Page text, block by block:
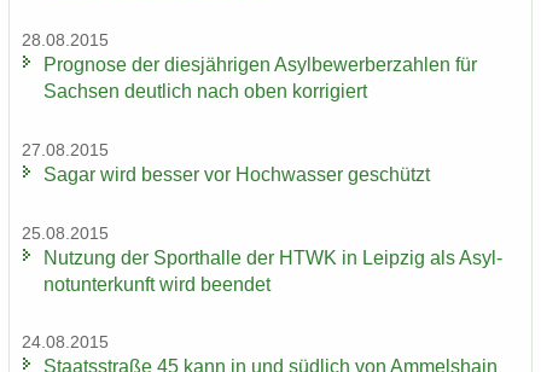
28.08.2015
Pro­gno­se der dies­jäh­ri­gen Asyl­be­wer­ber­zah­len für
Sach­sen deut­lich nach oben kor­ri­giert
27.08.2015
Sagar wird bes­ser vor Hoch­was­ser ge­schützt
25.08.2015
Nut­zung der Sport­hal­le der HTWK in Leip­zig als Asyl­
not­un­ter­kunft wird be­en­det
24.08.2015
Staats­stra­ße 45 kann in und süd­lich von Am­mels­hain